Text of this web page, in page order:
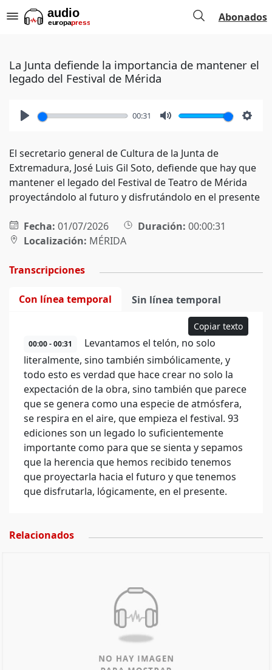
Abonados
La Junta defiende la importancia de mantener el
legado del Festival de Mérida
00:31
El secretario general de Cultura de la Junta de
Extremadura, José Luis Gil Soto, defiende que hay que
mantener el legado del Festival de Teatro de Mérida
proyectándolo al futuro y disfrutándolo en el presente
Fecha: 01/07/2026 Duración: 00:00:31
Localización: MÉRIDA
Transcripciones
Con línea temporal Sin línea temporal
Copiar texto
00:00 - 00:31
Levantamos el telón, no solo
literalmente, sino también simbólicamente, y
todo esto es verdad que hace crear no solo la
expectación de la obra, sino también que parece
que se genera como una especie de atmósfera,
se respira en el aire, que empieza el festival. 93
ediciones son un legado lo suficientemente
importante como para que se sienta y sepamos
que la herencia que hemos recibido tenemos
que proyectarla hacia el futuro y que tenemos
que disfrutarla, lógicamente, en el presente.
Relacionados